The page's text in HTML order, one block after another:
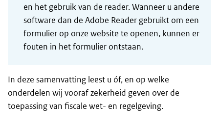
en het gebruik van de reader. Wanneer u andere
software dan de Adobe Reader gebruikt om een
formulier op onze website te openen, kunnen er
fouten in het formulier ontstaan.
In deze samenvatting leest u óf, en op welke
onderdelen wij vooraf zekerheid geven over de
toepassing van fiscale wet- en regelgeving.